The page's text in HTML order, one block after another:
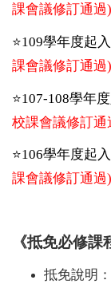
課會議修訂通過)
⭐️109學年度起
課會議修訂通過)
⭐️107-108學年度
校課會議修訂通
⭐️106學年度起
課會議修訂通過)
《抵免必修課
抵免說明